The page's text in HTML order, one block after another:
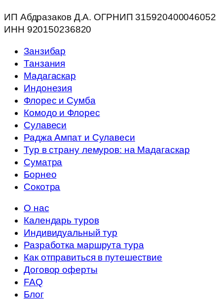
ИП Абдразаков Д.А. ОГРНИП 315920400046052
ИНН 920150236820
Занзибар
Танзания
Мадагаскар
Индонезия
Флорес и Сумба
Комодо и Флорес
Сулавеси
Раджа Ампат и Сулавеси
Тур в страну лемуров: на Мадагаскар
Суматра
Борнео
Сокотра
О нас
Календарь туров
Индивидуальный тур
Разработка маршрута тура
Как отправиться в путешествие
Договор оферты
FAQ
Блог